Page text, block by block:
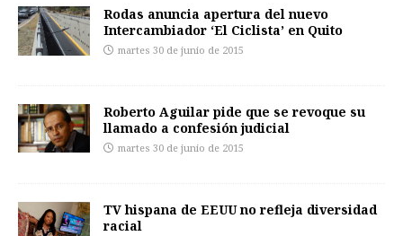
Rodas anuncia apertura del nuevo
Intercambiador ‘El Ciclista’ en Quito
martes 30 de junio de 2015
Roberto Aguilar pide que se revoque su
llamado a confesión judicial
martes 30 de junio de 2015
TV hispana de EEUU no refleja diversidad
racial